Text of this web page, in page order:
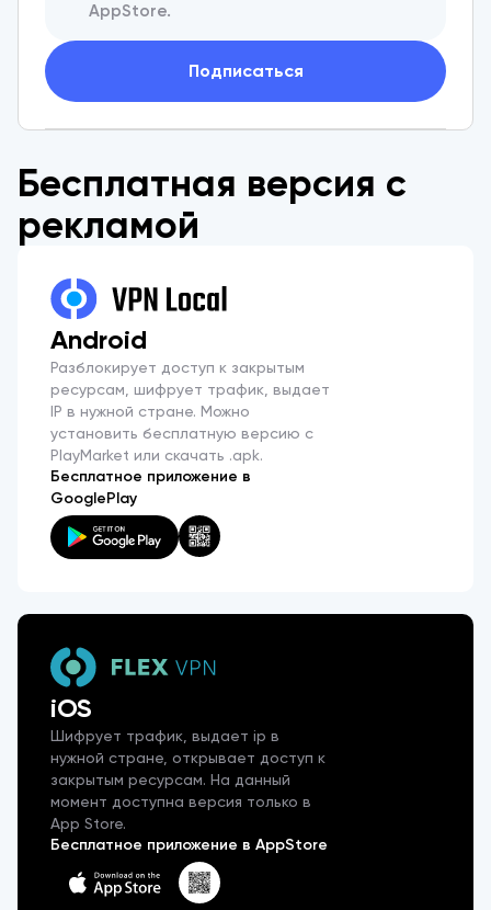
AppStore.
Подписаться
Бесплатная версия с
рекламой
Android
Разблокирует доступ к закрытым
ресурсам, шифрует трафик, выдает
IP в нужной стране. Можно
установить бесплатную версию с
PlayMarket или скачать .apk.
Бесплатное приложение в
GooglePlay
iOS
Шифрует трафик, выдает ip в
нужной стране, открывает доступ к
закрытым ресурсам. На данный
момент доступна версия только в
App Store.
Бесплатное приложение в AppStore